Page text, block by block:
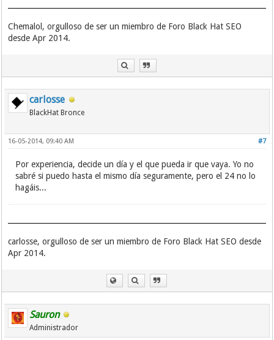
Chemalol, orgulloso de ser un miembro de Foro Black Hat SEO
desde Apr 2014.
carlosse
BlackHat Bronce
#7
16-05-2014, 09:40 AM
Por experiencia, decide un día y el que pueda ir que vaya. Yo no
sabré si puedo hasta el mismo día seguramente, pero el 24 no lo
hagáis...
carlosse, orgulloso de ser un miembro de Foro Black Hat SEO desde
Apr 2014.
Sauron
Administrador